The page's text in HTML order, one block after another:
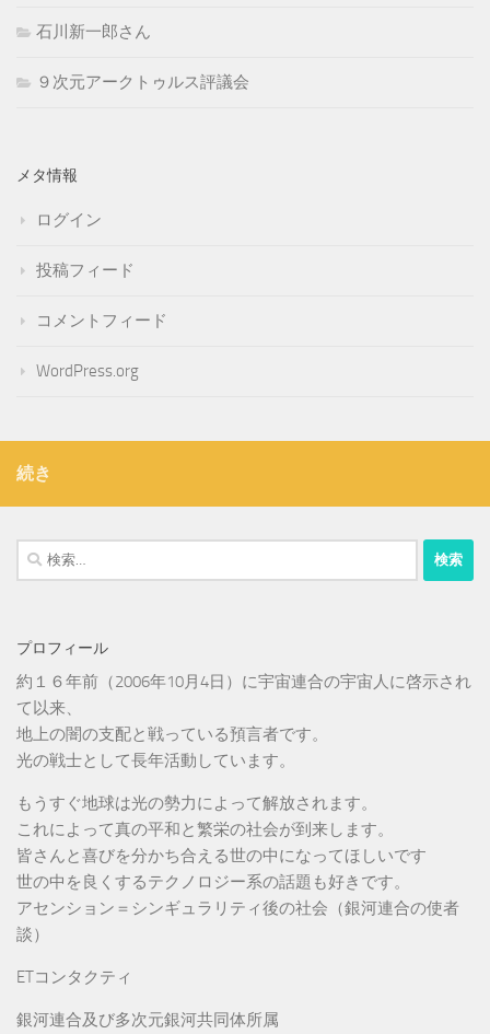
石川新一郎さん
９次元アークトゥルス評議会
メタ情報
ログイン
投稿フィード
コメントフィード
WordPress.org
続き
検
索:
プロフィール
約１６年前（2006年10月4日）に宇宙連合の宇宙人に啓示され
て以来、
地上の闇の支配と戦っている預言者です。
光の戦士として長年活動しています。
もうすぐ地球は光の勢力によって解放されます。
これによって真の平和と繁栄の社会が到来します。
皆さんと喜びを分かち合える世の中になってほしいです
世の中を良くするテクノロジー系の話題も好きです。
アセンション＝シンギュラリティ後の社会（銀河連合の使者
談）
ETコンタクティ
銀河連合及び多次元銀河共同体所属